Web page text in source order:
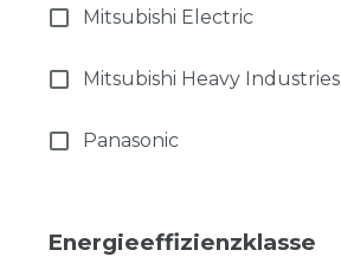
Mitsubishi Electric
Mitsubishi Heavy Industries
Panasonic
Energieeffizienzklasse